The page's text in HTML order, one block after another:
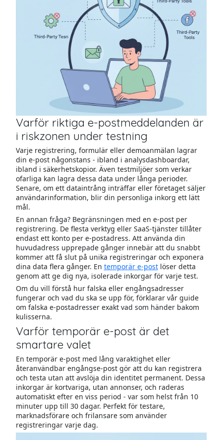
Varför riktiga e-postmeddelanden är
i riskzonen under testning
Varje registrering, formulär eller demoanmälan lagrar
din e-post någonstans - ibland i analysdashboardar,
ibland i säkerhetskopior. Även testmiljöer som verkar
ofarliga kan lagra dessa data under långa perioder.
Senare, om ett dataintrång inträffar eller företaget säljer
användarinformation, blir din personliga inkorg ett lätt
mål.
En annan fråga? Begränsningen med en e-post per
registrering. De flesta verktyg eller SaaS-tjänster tillåter
endast ett konto per e-postadress. Att använda din
huvudadress upprepade gånger innebär att du snabbt
kommer att få slut på unika registreringar och exponera
dina data flera gånger. En temporär e-postlöser detta
genom att ge dig nya, isolerade inkorgar för varje test.
Om du vill förstå hur falska eller engångsadresser
fungerar och vad du ska se upp för, förklarar vår guide
om falska e-postadresser exakt vad som händer bakom
kulisserna.
Varför temporär e-post är det
smartare valet
En temporär e-post med lång varaktighet eller
återanvändbar engångse-post gör att du kan registrera
och testa utan att avslöja din identitet permanent. Dessa
inkorgar är kortvariga, utan annonser, och raderas
automatiskt efter en viss period - var som helst från 10
minuter upp till 30 dagar. Perfekt för testare,
marknadsförare och frilansare som använder
registreringar varje dag.